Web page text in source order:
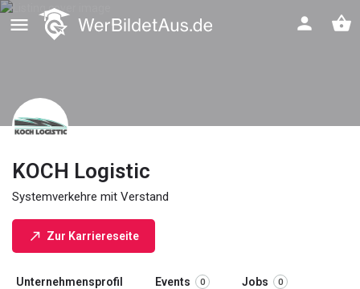
KOCH Logistic
Systemverkehre mit Verstand
Zur Karriereseite
Unternehmensprofil Events 0 Jobs 0